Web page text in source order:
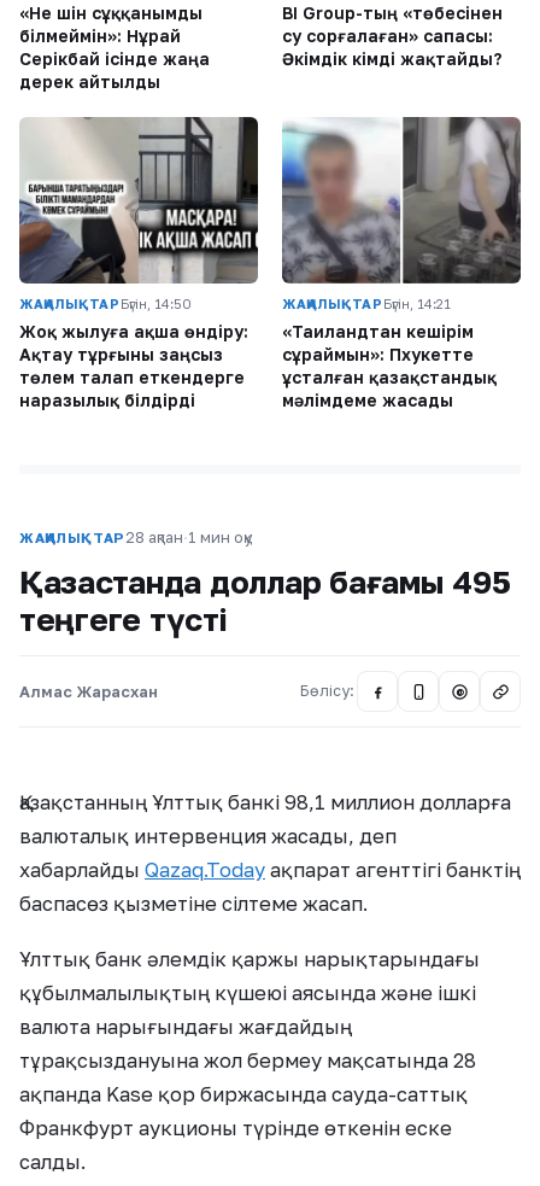
«Не үшін сұққанымды
білмеймін»: Нұрай
Серікбай ісінде жаңа
дерек айтылды
BI Group-тың «төбесінен
су сорғалаған» сапасы:
Әкімдік кімді жақтайды?
ЖАҢАЛЫҚТАР Бүгін, 14:50
Жоқ жылуға ақша өндіру:
Ақтау тұрғыны заңсыз
төлем талап еткендерге
наразылық білдірді
ЖАҢАЛЫҚТАР Бүгін, 14:21
«Таиландтан кешірім
сұраймын»: Пхукетте
ұсталған қазақстандық
мәлімдеме жасады
ЖАҢАЛЫҚТАР 28 ақпан·1 мин оқу
Қазақстанда доллар бағамы 495
теңгеге түсті
Алмас Жарасхан Бөлісу: @
Қазақстанның Ұлттық банкі 98,1 миллион долларға
валюталық интервенция жасады, деп
хабарлайды Qazaq.Today ақпарат агенттігі банктің
баспасөз қызметіне сілтеме жасап.
Ұлттық банк әлемдік қаржы нарықтарындағы
құбылмалылықтың күшеюі аясында және ішкі
валюта нарығындағы жағдайдың
тұрақсыздануына жол бермеу мақсатында 28
ақпанда Kase қор биржасында сауда-саттық
Франкфурт аукционы түрінде өткенін еске
салды.